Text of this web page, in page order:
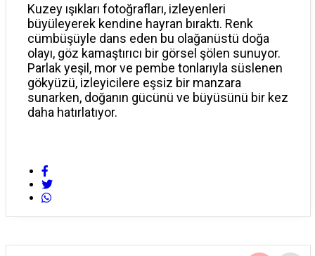
Kuzey ışıkları fotoğrafları, izleyenleri
büyüleyerek kendine hayran bıraktı. Renk
cümbüşüyle dans eden bu olağanüstü doğa
olayı, göz kamaştırıcı bir görsel şölen sunuyor.
Parlak yeşil, mor ve pembe tonlarıyla süslenen
gökyüzü, izleyicilere eşsiz bir manzara
sunarken, doğanın gücünü ve büyüsünü bir kez
daha hatırlatıyor.